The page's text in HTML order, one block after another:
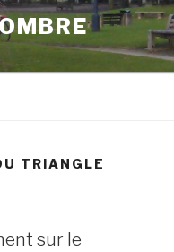
TRIANGLE
sur le